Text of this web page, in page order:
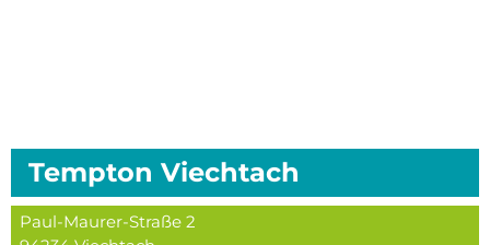
Tempton Viechtach
Paul-Maurer-Straße 2